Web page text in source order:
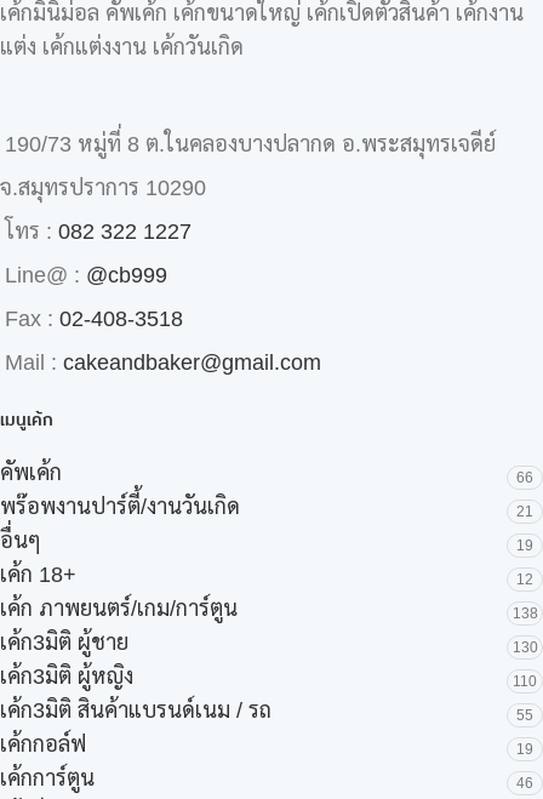
เค้กมินิม่อล คัพเค้ก เค้กขนาดใหญ่ เค้กเปิดตัวสินค้า เค้กงาน
แต่ง เค้กแต่งงาน เค้กวันเกิด
190/73 หมู่ที่ 8 ต.ในคลองบางปลากด อ.พระสมุทรเจดีย์
จ.สมุทรปราการ 10290
โทร : 082 322 1227
Line@ : @cb999
Fax : 02-408-3518
Mail : cakeandbaker@gmail.com
เมนูเค้ก
คัพเค้ก 66
พร๊อพงานปาร์ตี้/งานวันเกิด 21
อื่นๆ 19
เค้ก 18+ 12
เค้ก ภาพยนตร์/เกม/การ์ตูน 138
เค้ก3มิติ ผู้ชาย 130
เค้ก3มิติ ผู้หญิง 110
เค้ก3มิติ สินค้าแบรนด์เนม / รถ 55
เค้กกอล์ฟ 19
เค้กการ์ตูน 46